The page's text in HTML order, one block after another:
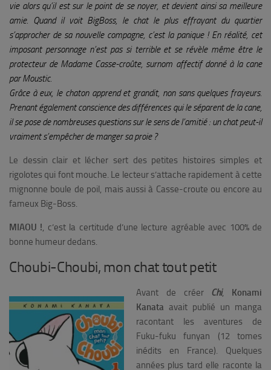
vie alors qu’il est sur le point de se noyer, et devient ainsi sa meilleure
amie. Quand il voit Big­Boss, le chat le plus effrayant du quartier
s’approcher de sa nouvelle compagne, c’est la panique ! En réalité, cet
imposant personnage n’est pas si terrible et se révèle même être le
protecteur de Madame Casse-croûte, surnom affectif donné à la cane
par Moustic.
Grâce à eux, le chaton apprend et grandit, non sans quelques frayeurs.
Prenant également conscience des différences qui le séparent de la cane,
il se pose de nombreuses questions sur le sens de l’amitié : un chat peut-il
vraiment s’empêcher de manger sa proie ?
Le dessin clair et lécher sert des petites histoires simples et
rigolotes qui font mouche. Le lecteur s’attache rapidement à cette
mignonne boule de poil, mais aussi à Casse-croute ou encore au
fameux Big-Boss.
MIAOU !, c’est la certitude d’une lecture agréable avec 100% de
bonne humeur dedans.
Choubi-Choubi, mon chat tout petit
Avant de créer Chi, Konami
Kanata avait publié un manga
racontant les aventures de
Fuku-fuku funyan (12 tomes
inédits en France). Quelques
années plus tard elle raconte la